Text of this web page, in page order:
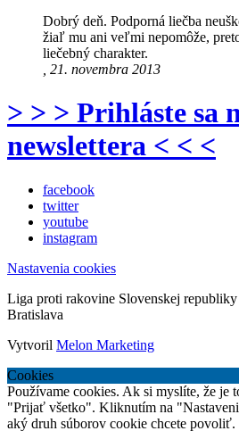
Dobrý deň. Podporná liečba
žiaľ mu ani veľmi nepomôže,
liečebný charakter.
, 21. novembra 2013
> > > Prihláste sa
newslettera < < <
facebook
twitter
youtube
instagram
Nastavenia cookies
Liga proti rakovine Slovenskej
Bratislava
Vytvoril Melon Marketing
Cookies
Používame cookies. Ak si myslíte, že je
"Prijať všetko". Kliknutím na
aký druh súborov cookie chcete povoliť.